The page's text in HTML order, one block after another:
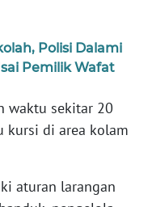
Polisi Dalami
Pemilik Wafat
waktu sekitar 20
kursi di area kolam
aturan larangan